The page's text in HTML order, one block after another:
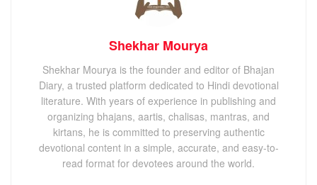
Shekhar Mourya
Shekhar Mourya is the founder and editor of Bhajan
Diary, a trusted platform dedicated to Hindi devotional
literature. With years of experience in publishing and
organizing bhajans, aartis, chalisas, mantras, and
kirtans, he is committed to preserving authentic
devotional content in a simple, accurate, and easy-to-
read format for devotees around the world.